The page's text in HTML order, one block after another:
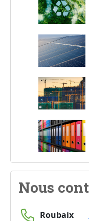
Nous
Roubaix